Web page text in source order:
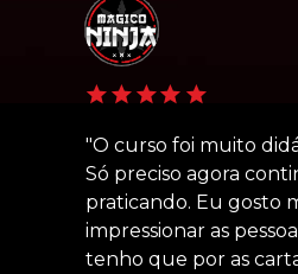
"O curso foi muito
Só preciso agora
praticando. Eu gosto
impressionar as
tenho que por as